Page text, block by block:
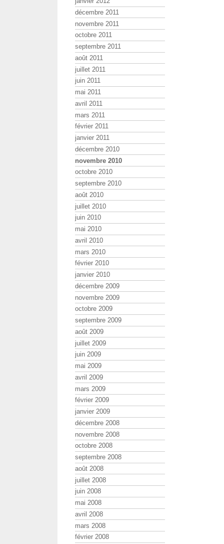
décembre 2011
novembre 2011
octobre 2011
septembre 2011
août 2011
juillet 2011
juin 2011
mai 2011
avril 2011
mars 2011
février 2011
janvier 2011
décembre 2010
novembre 2010
octobre 2010
septembre 2010
août 2010
juillet 2010
juin 2010
mai 2010
avril 2010
mars 2010
février 2010
janvier 2010
décembre 2009
novembre 2009
octobre 2009
septembre 2009
août 2009
juillet 2009
juin 2009
mai 2009
avril 2009
mars 2009
février 2009
janvier 2009
décembre 2008
novembre 2008
octobre 2008
septembre 2008
août 2008
juillet 2008
juin 2008
mai 2008
avril 2008
mars 2008
février 2008